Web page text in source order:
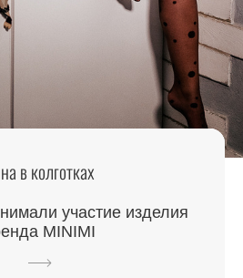
в колготках
участие изделия
MINIMI